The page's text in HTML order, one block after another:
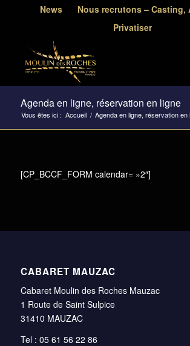
News
Nous recrutons – Casting,
Privatiser
Agenda en ligne, réservation en ligne
Vous êtes ici : Accueil / Agenda en ligne, réservation en
[CP_BCCF_FORM calendar= »2″]
CABARET MAUZAC
Cabaret Moulin des Roches Mauzac
1 Route de Saint Sulpice
31410 MAUZAC
Tel : 05 61 56 22 86